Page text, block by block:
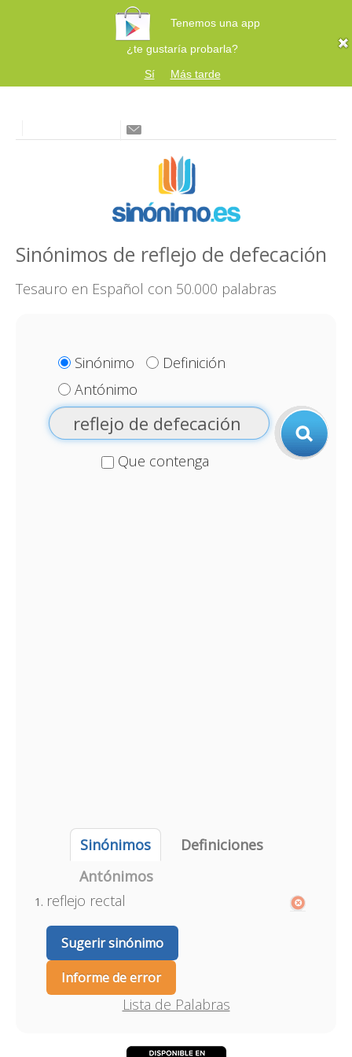
Tenemos una app
¿te gustaría probarla?
Sí
Más tarde
Sinónimos de reflejo de defecación
Tesauro en Español con 50.000 palabras
Sinónimo
Definición
Antónimo
Que contenga
Sinónimos
Definiciones
Antónimos
reflejo rectal
Sugerir sinónimo
Informe de error
Lista de Palabras